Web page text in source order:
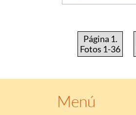
Página 1.
Fotos 1-36
Menú